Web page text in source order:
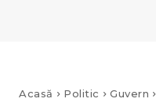
Acasă Politic Guvern